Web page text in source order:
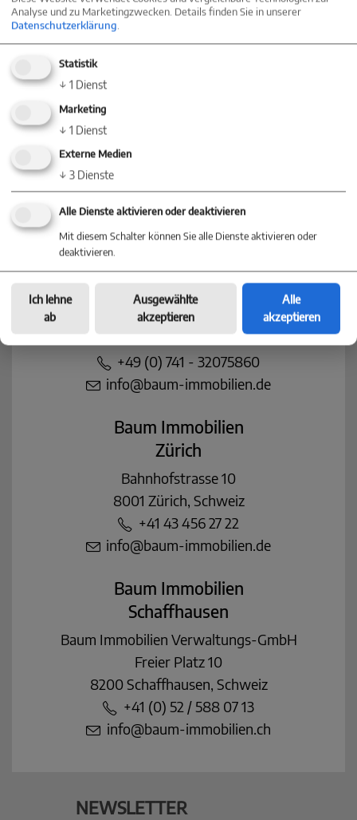
70173 Stuttgart
+49 (0) 711 - 217 249 505
stuttgart@baum-immobilien.de
Kaiser-Joseph-Str. 254
Baum Immobilien
Rottweil
Hyeres-Straße 22
78628 Rottweil
+49 (0) 741 - 32075860
info@baum-immobilien.de
Baum Immobilien
Zürich
Bahnhofstrasse 10
8001 Zürich, Schweiz
+41 43 456 27 22
info@baum-immobilien.de
Baum Immobilien
Schaffhausen
Baum Immobilien Verwaltungs-GmbH
Freier Platz 10
8200 Schaffhausen, Schweiz
+41 (0) 52 / 588 07 13
info@baum-immobilien.ch
NEWSLETTER
Analyse und zu Marketingzwecken. Details finden Sie in unserer
Datenschutzerklärung.
Statistik
↓ 1 Dienst
Marketing
↓ 1 Dienst
Externe Medien
↓ 3 Dienste
Alle Dienste aktivieren oder deaktivieren
Mit diesem Schalter können Sie alle Dienste aktivieren oder
deaktivieren.
Ich lehne
ab
Ausgewählte
akzeptieren
Alle
akzeptieren